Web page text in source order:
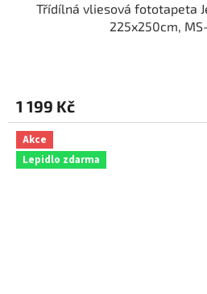
Třídílná vliesová fototapeta
225x250cm,
1 199 Kč
Akce
Lepidlo zdarma